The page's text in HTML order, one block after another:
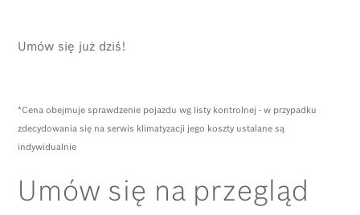
Umów się już dziś!
*Cena obejmuje sprawdzenie pojazdu wg listy kontrolnej - w przypadku
zdecydowania się na serwis klimatyzacji jego koszty ustalane są
indywidualnie
Umów się na przegląd